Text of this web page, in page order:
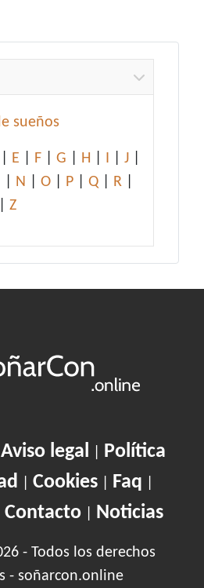
sueños
E F G H I J
N O P Q R
Z
Aviso legal
Política
Cookies Faq
Contacto| Noticias
- Todos los derechos
- soñarcon.online